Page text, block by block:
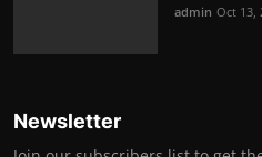
admin Oct 13,
Newsletter